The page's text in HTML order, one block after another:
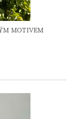
MOTIVEM